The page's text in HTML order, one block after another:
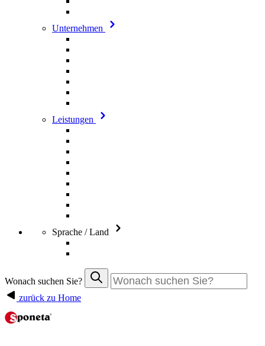
Unternehmen
Leistungen
Sprache / Land
Wonach suchen Sie?
zurück zu Home